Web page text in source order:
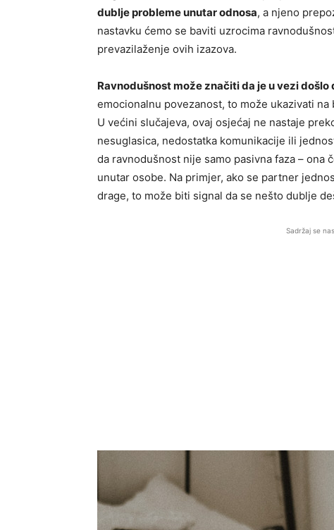
dublje probleme unutar odnosa, a njeno
nastavku ćemo se baviti uzrocima
prevazilaženje ovih izazova.
Ravnodušnost može značiti da je u vezi
emocionalnu povezanost, to može ukazivati
U većini slučajeva, ovaj osjećaj ne nastaje
nesuglasica, nedostatka komunikacije ili
da ravnodušnost nije samo pasivna faza –
unutar osobe. Na primjer, ako se partner
drage, to može biti signal da se nešto dublje
Sadržaj se